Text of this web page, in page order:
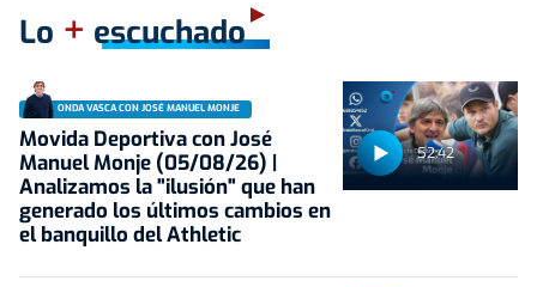
Lo + escuchado
52:42
ONDA VASCA CON JOSÉ MANUEL MONJE
Movida Deportiva con José
Manuel Monje (05/08/26) |
Analizamos la "ilusión" que han
generado los últimos cambios en
el banquillo del Athletic